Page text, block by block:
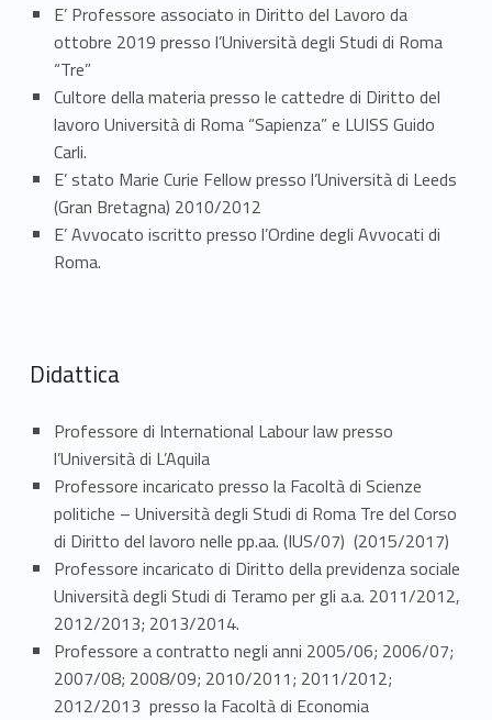
E’ Professore associato in Diritto del Lavoro da
ottobre 2019 presso l’Università degli Studi di Roma
“Tre”
Cultore della materia presso le cattedre di Diritto del
lavoro Università di Roma “Sapienza” e LUISS Guido
Carli.
E’ stato Marie Curie Fellow presso l’Università di Leeds
(Gran Bretagna) 2010/2012
E’ Avvocato iscritto presso l’Ordine degli Avvocati di
Roma.
Didattica
Professore di International Labour law presso
l’Università di L’Aquila
Professore incaricato presso la Facoltà di Scienze
politiche – Università degli Studi di Roma Tre del Corso
di Diritto del lavoro nelle pp.aa. (IUS/07) (2015/2017)
Professore incaricato di Diritto della previdenza sociale
Università degli Studi di Teramo per gli a.a. 2011/2012,
2012/2013; 2013/2014.
Professore a contratto negli anni 2005/06; 2006/07;
2007/08; 2008/09; 2010/2011; 2011/2012;
2012/2013 presso la Facoltà di Economia